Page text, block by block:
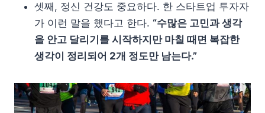
셋째, 정신 건강도 중요하다. 한 스타트업 투자자
가 이런 말을 했다고 한다. “수많은 고민과 생각
을 안고 달리기를 시작하지만 마칠 때면 복잡한
생각이 정리되어 2개 정도만 남는다.”